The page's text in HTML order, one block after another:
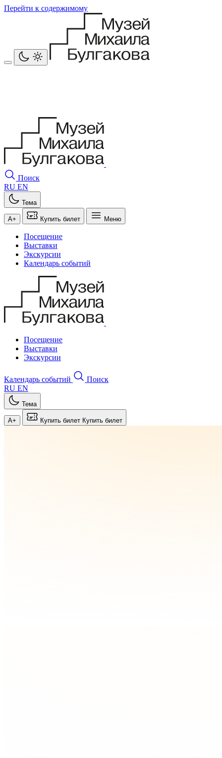
Перейти к содержимому
Поиск
RU EN
Тема
A+ Купить билет Меню
Посещение
Выставки
Экскурсии
Календарь событий
Посещение
Выставки
Экскурсии
Календарь событий
Поиск
RU EN
Тема
A+ Купить билет Купить билет